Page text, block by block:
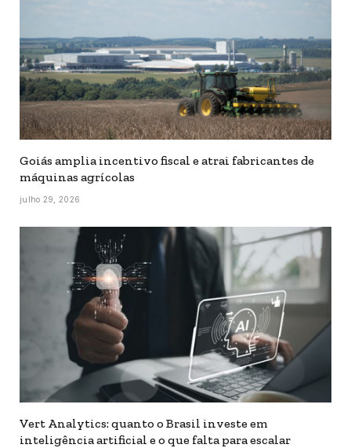
Goiás amplia incentivo fiscal e atrai fabricantes de
máquinas agrícolas
julho 29, 2026
Vert Analytics: quanto o Brasil investe em
inteligência artificial e o que falta para escalar